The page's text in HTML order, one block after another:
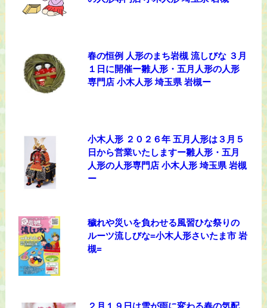
春の恒例 人形のまち岩槻 流しびな ３月
１日に開催ー雛人形・五月人形の人形
専門店 小木人形 埼玉県 岩槻ー
小木人形 ２０２６年 五月人形は３月５
日から営業いたしますー雛人形・五月
人形の人形専門店 小木人形 埼玉県 岩槻
ー
穢れや災いを負わせる風習ひな祭りの
ルーツ流しびな=小木人形さいたま市 岩
槻=
２月１９日は雪が雨に変わる春の気配